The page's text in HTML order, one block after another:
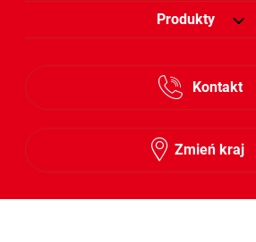
Produkty
Kontakt
Zmień kraj